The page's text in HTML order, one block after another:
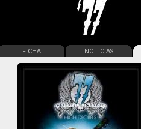
FICHA NOTICIAS